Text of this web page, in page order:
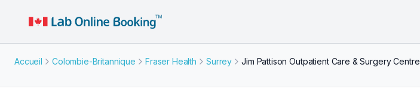
Accueil Colombie-Britannique Fraser Health Surrey Jim Pattison Outpatient Care & Surgery Centre